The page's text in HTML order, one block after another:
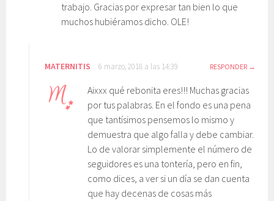
trabajo. Gracias por expresar tan bien lo que
muchos hubiéramos dicho. OLE!
MATERNITIS 6 marzo, 2018 a las 14:39 RESPONDER
Aixxx qué rebonita eres!!! Muchas gracias
por tus palabras. En el fondo es una pena
que tantísimos pensemos lo mismo y
demuestra que algo falla y debe cambiar.
Lo de valorar simplemente el número de
seguidores es una tontería, pero en fin,
como dices, a ver si un día se dan cuenta
que hay decenas de cosas más